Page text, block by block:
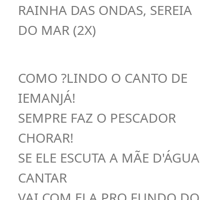
RAINHA DAS ONDAS, SEREIA
DO MAR (2X)
COMO ?LINDO O CANTO DE
IEMANJÁ!
SEMPRE FAZ O PESCADOR
CHORAR!
SE ELE ESCUTA A MÃE D'ÁGUA
CANTAR